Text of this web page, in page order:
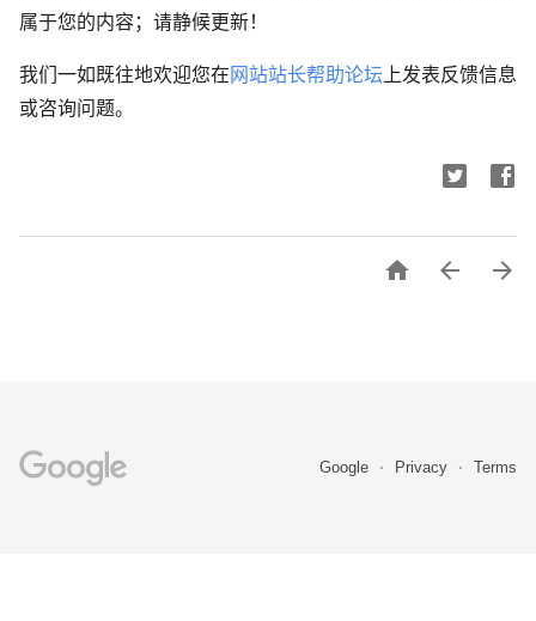
属于您的内容；请静候更新！
我们一如既往地欢迎您在 网站站长帮助论坛 上发表反馈信息
或咨询问题。
  
Google Privacy Terms